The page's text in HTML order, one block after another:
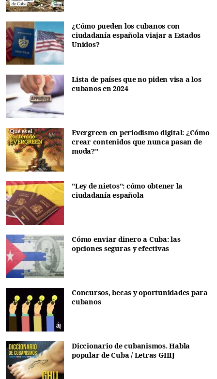
¿Cómo pueden los cubanos con
ciudadanía española viajar a Estados
Unidos?
Lista de países que no piden visa a los
cubanos en 2024
Evergreen en periodismo digital: ¿Cómo
crear contenidos que nunca pasan de
moda?"
"Ley de nietos": cómo obtener la
ciudadanía española
Cómo enviar dinero a Cuba: las
opciones seguras y efectivas
Concursos, becas y oportunidades para
cubanos
Diccionario de cubanismos. Habla
popular de Cuba / Letras GHIJ